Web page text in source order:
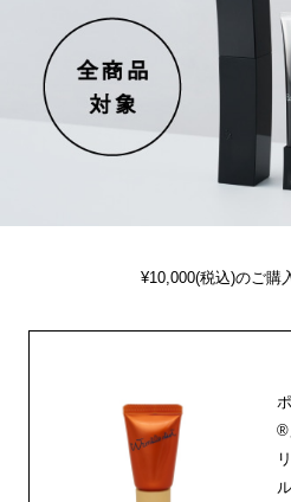
¥10,000(税込)のご購
®